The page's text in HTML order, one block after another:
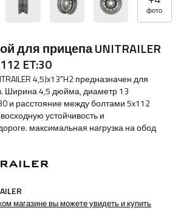
фото
для прицепа UNITRAILER
ET:30
4,5Jx13"H2 предназначен для
Ширина 4,5 дюйма, диаметр 13
и расстояние между болтами 5x112
устойчивость и
максимальная нагрузка на обод
магазине вы можете увидеть и купить